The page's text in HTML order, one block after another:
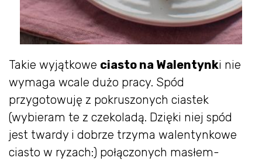
Takie wyjątkowe ciasto na Walentynki nie
wymaga wcale dużo pracy. Spód
przygotowuję z pokruszonych ciastek
(wybieram te z czekoladą. Dzięki niej spód
jest twardy i dobrze trzyma walentynkowe
ciasto w ryzach:) połączonych masłem-